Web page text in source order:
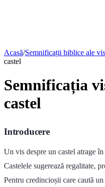
Acasă/Semnificații biblice ale
castel
Semnificația
castel
Introducere
Un vis despre un castel atrage
Castelele sugerează regalitate,
Pentru credincioșii care caută